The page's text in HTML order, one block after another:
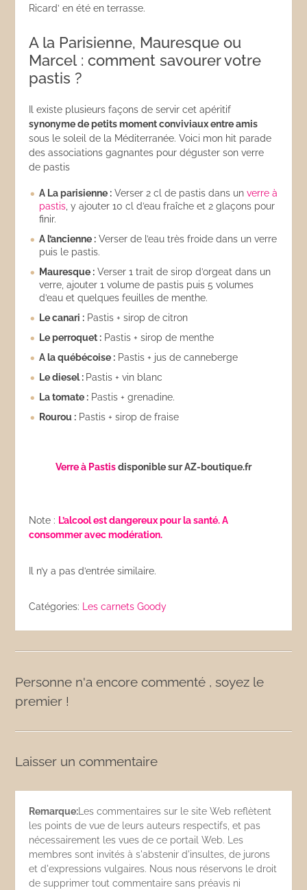
Ricard’ en été en terrasse.
A la Parisienne, Mauresque ou
Marcel : comment savourer votre
pastis ?
Il existe plusieurs façons de servir cet apéritif
synonyme de petits moment conviviaux entre amis
sous le soleil de la Méditerranée. Voici mon hit parade
des associations gagnantes pour déguster son verre
de pastis
A La parisienne : Verser 2 cl de pastis dans unverre à
pastis , y ajouter 10 cl d’eau fraîche et 2 glaçons pour
finir.
A l’ancienne : Verser de l’eau très froide dans un verre
puis le pastis.
Mauresque : Verser 1 trait de sirop d’orgeat dans un
verre, ajouter 1 volume de pastis puis 5 volumes
d’eau et quelques feuilles de menthe.
Le canari : Pastis + sirop de citron
Le perroquet : Pastis + sirop de menthe
A la québécoise : Pastis + jus de canneberge
Le diesel : Pastis + vin blanc
La tomate : Pastis + grenadine.
Rourou : Pastis + sirop de fraise
Verre à Pastisdisponible sur AZ-boutique.fr
Note : L’alcool est dangereux pour la santé. A
consommer avec modération.
Il n’y a pas d’entrée similaire.
Catégories: Les carnets Goody
Personne n'a encore commenté , soyez le
premier !
Laisser un commentaire
Remarque: Les commentaires sur le site Web reflètent
les points de vue de leurs auteurs respectifs, et pas
nécessairement les vues de ce portail Web. Les
membres sont invités à s'abstenir d'insultes, de jurons
et d'expressions vulgaires. Nous nous réservons le droit
de supprimer tout commentaire sans préavis ni